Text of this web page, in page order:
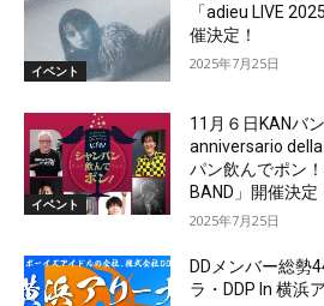
イベント
「adieu LIVE
催決定！
2025年7月25日
イベント
11月６日KANバ
anniversario
パン飲んでポン
BAND」開催決定
2025年7月25日
DDメンバー総勢
ラ・DDP In 横浜